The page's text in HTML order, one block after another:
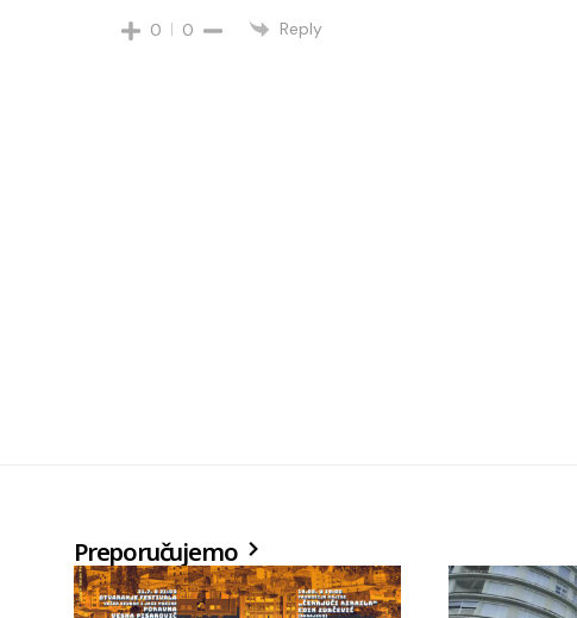
0 0 Reply
Preporučujemo